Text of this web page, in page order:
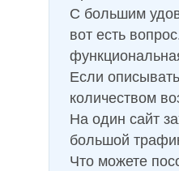
С большим
вот есть
Если
количеством
На один сайт
большой
Что можете